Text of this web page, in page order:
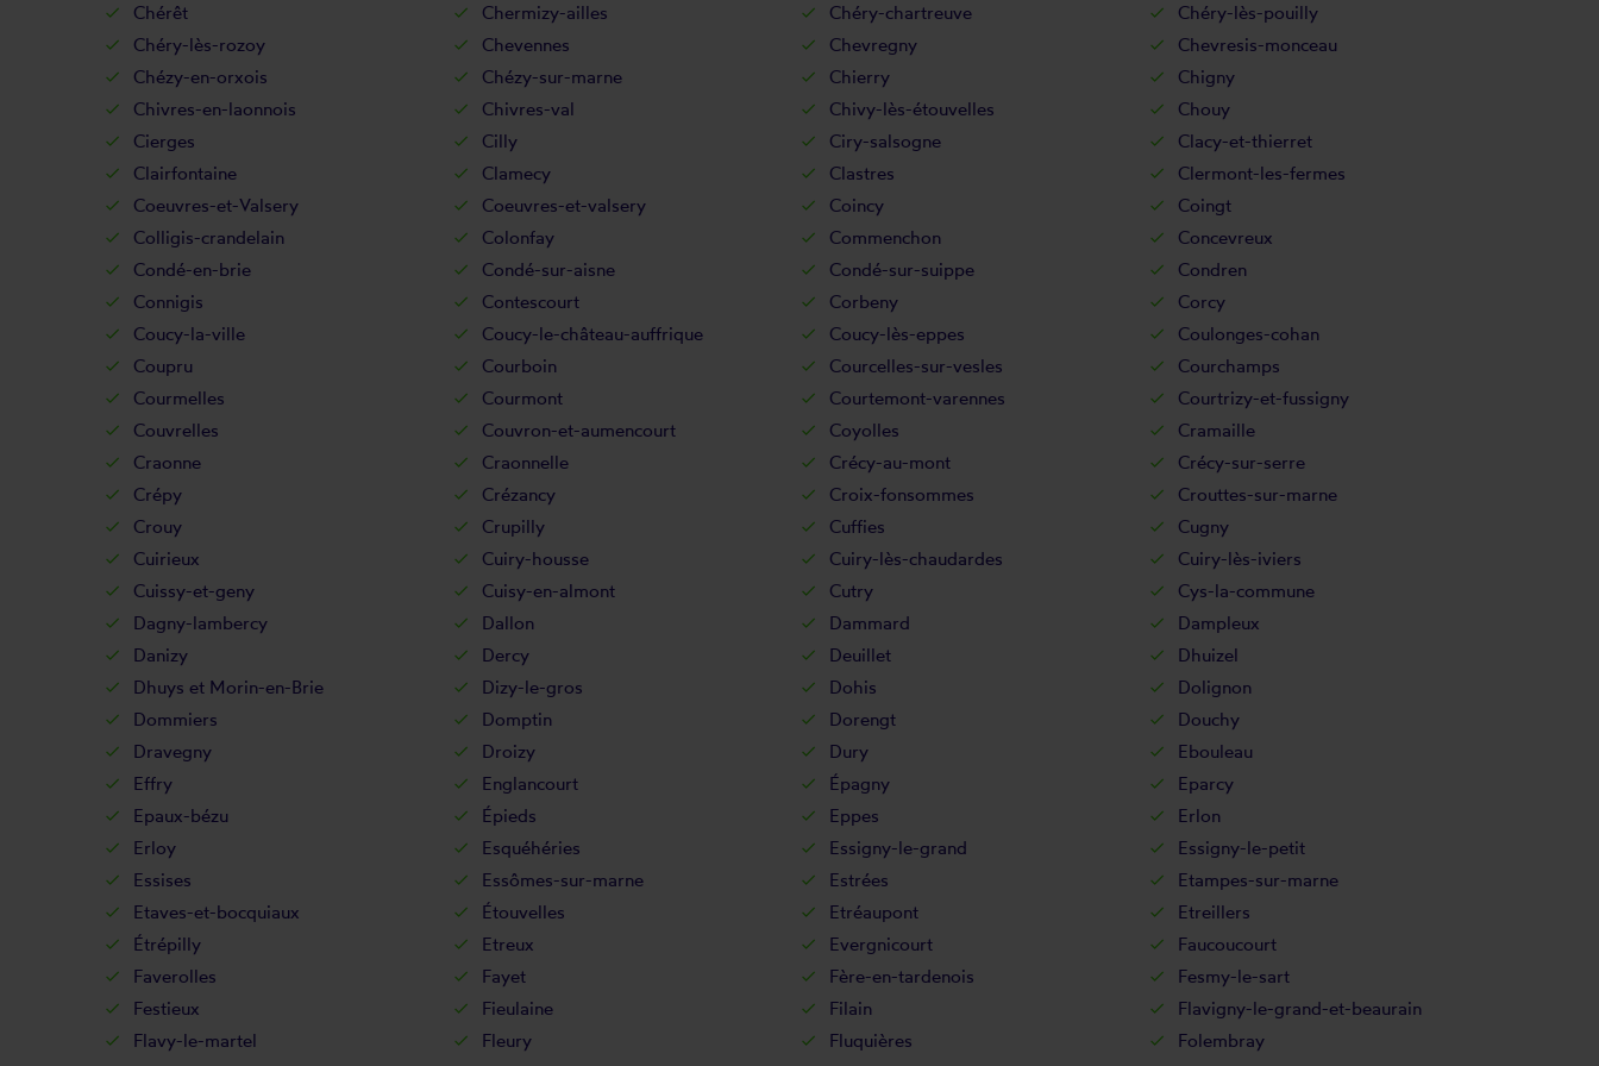
Chérêt
Chermizy-ailles Chéry-chartreuve
Chéry-lès-pouilly
Chéry-lès-rozoy
Chevennes Chevregny
Chevresis-monceau
Chézy-en-orxois
Chézy-sur-marne Chierry
Chigny
Chivres-en-laonnois
Chivres-val Chivy-lès-étouvelles
Chouy
Cierges
Cilly Ciry-salsogne
Clacy-et-thierret
Clairfontaine
Clamecy Clastres
Clermont-les-fermes
Coeuvres-et-Valsery
Coeuvres-et-valsery Coincy
Coingt
Colligis-crandelain
Colonfay Commenchon
Concevreux
Condé-en-brie
Condé-sur-aisne Condé-sur-suippe
Condren
Connigis
Contescourt Corbeny
Corcy
Coucy-la-ville
Coucy-le-château-auffrique Coucy-lès-eppes
Coulonges-cohan
Coupru
Courboin Courcelles-sur-vesles
Courchamps
Courmelles
Courmont Courtemont-varennes
Courtrizy-et-fussigny
Couvrelles
Couvron-et-aumencourt Coyolles
Cramaille
Craonne
Craonnelle Crécy-au-mont
Crécy-sur-serre
Crépy
Crézancy Croix-fonsommes
Crouttes-sur-marne
Crouy
Crupilly Cuffies
Cugny
Cuirieux
Cuiry-housse Cuiry-lès-chaudardes
Cuiry-lès-iviers
Cuissy-et-geny
Cuisy-en-almont Cutry
Cys-la-commune
Dagny-lambercy
Dallon Dammard
Dampleux
Danizy
Dercy Deuillet
Dhuizel
Dhuys et Morin-en-Brie
Dizy-le-gros Dohis
Dolignon
Dommiers
Domptin Dorengt
Douchy
Dravegny
Droizy Dury
Ebouleau
Effry
Englancourt Épagny
Eparcy
Epaux-bézu
Épieds Eppes
Erlon
Erloy
Esquéhéries Essigny-le-grand
Essigny-le-petit
Essises
Essômes-sur-marne Estrées
Etampes-sur-marne
Etaves-et-bocquiaux
Étouvelles Etréaupont
Etreillers
Étrépilly
Etreux Evergnicourt
Faucoucourt
Faverolles
Fayet Fère-en-tardenois
Fesmy-le-sart
Festieux
Fieulaine Filain
Flavigny-le-grand-et-beaurain
Flavy-le-martel
Fleury Fluquières
Folembray